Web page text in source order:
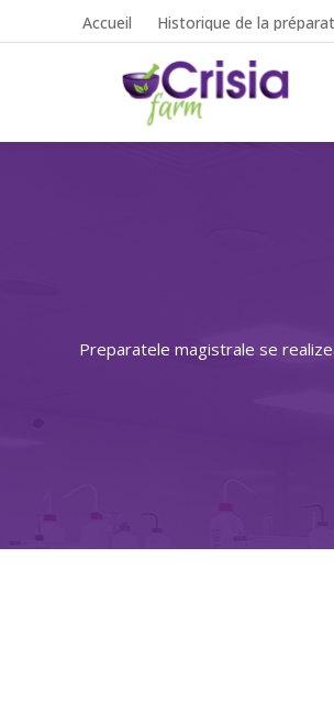
Accueil Historique de la
Preparatele magistrale se